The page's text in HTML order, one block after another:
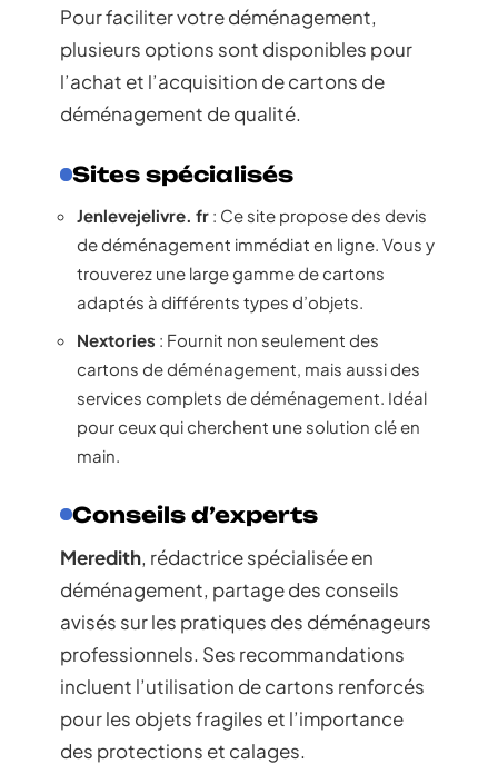
Pour faciliter votre déménagement,
plusieurs options sont disponibles pour
l’achat et l’acquisition de cartons de
déménagement de qualité.
Sites spécialisés
Jenlevejelivre. fr : Ce site propose des devis
de déménagement immédiat en ligne. Vous y
trouverez une large gamme de cartons
adaptés à différents types d’objets.
Nextories : Fournit non seulement des
cartons de déménagement, mais aussi des
services complets de déménagement. Idéal
pour ceux qui cherchent une solution clé en
main.
Conseils d’experts
Meredith, rédactrice spécialisée en
déménagement, partage des conseils
avisés sur les pratiques des déménageurs
professionnels. Ses recommandations
incluent l’utilisation de cartons renforcés
pour les objets fragiles et l’importance
des protections et calages.